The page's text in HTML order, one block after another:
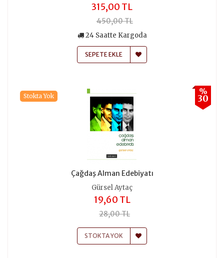
315,00 TL
450,00 TL
24 Saatte Kargoda
SEPETE EKLE
%
30
Stokta Yok
Çağdaş Alman Edebiyatı
Gürsel Aytaç
19,60 TL
28,00 TL
STOKTA YOK